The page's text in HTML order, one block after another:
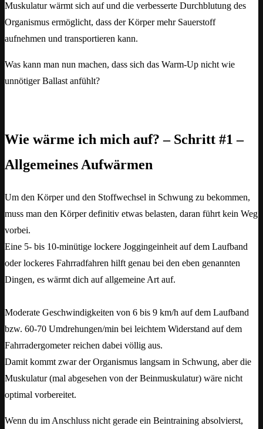
Muskulatur wärmt sich auf und die verbesserte Durchblutung des
Organismus ermöglicht, dass der Körper mehr Sauerstoff
aufnehmen und transportieren kann.
Was kann man nun machen, dass sich das Warm-Up nicht wie
unnötiger Ballast anfühlt?
Wie wärme ich mich auf? – Schritt #1 –
Allgemeines Aufwärmen
Um den Körper und den Stoffwechsel in Schwung zu bekommen,
muss man den Körper definitiv etwas belasten, daran führt kein Weg
vorbei.
Eine 5- bis 10-minütige lockere Joggingeinheit auf dem Laufband
oder lockeres Fahrradfahren hilft genau bei den eben genannten
Dingen, es wärmt dich auf allgemeine Art auf.
Moderate Geschwindigkeiten von 6 bis 9 km/h auf dem Laufband
bzw. 60-70 Umdrehungen/min bei leichtem Widerstand auf dem
Fahrradergometer reichen dabei völlig aus.
Damit kommt zwar der Organismus langsam in Schwung, aber die
Muskulatur (mal abgesehen von der Beinmuskulatur) wäre nicht
optimal vorbereitet.
Wenn du im Anschluss nicht gerade ein Beintraining absolvierst,